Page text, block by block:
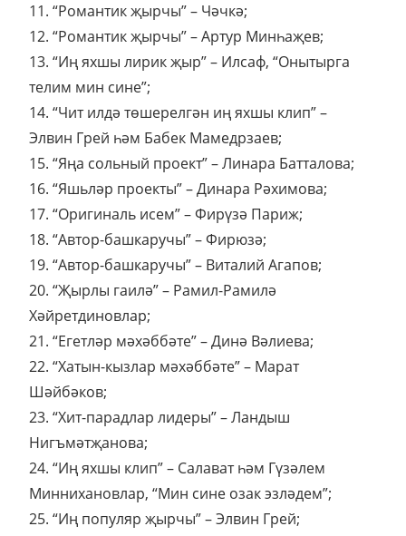
11. “Романтик җырчы” – Чәчкә;
12. “Романтик җырчы” – Артур Минһаҗев;
13. “Иң яхшы лирик җыр” – Илсаф, “Онытырга
телим мин сине”;
14. “Чит илдә төшерелгән иң яхшы клип” –
Элвин Грей һәм Бабек Мамедрзаев;
15. “Яңа сольный проект” – Линара Батталова;
16. “Яшьләр проекты” – Динара Рәхимова;
17. “Оригиналь исем” – Фирүзә Париж;
18. “Автор-башкаручы” – Фирюзә;
19. “Автор-башкаручы” – Виталий Агапов;
20. “Җырлы гаилә” – Рамил-Рамилә
Хәйретдиновлар;
21. “Егетләр мәхәббәте” – Динә Вәлиева;
22. “Хатын-кызлар мәхәббәте” – Марат
Шәйбәков;
23. “Хит-парадлар лидеры” – Ландыш
Нигъмәтҗанова;
24. “Иң яхшы клип” – Салават һәм Гүзәлем
Миннихановлар, “Мин сине озак эзләдем”;
25. “Иң популяр җырчы” – Элвин Грей;